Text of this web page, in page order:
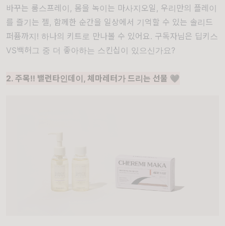
바꾸는 룸스프레이, 몸을 녹이는 마사지오일, 우리만의 플레이
를 즐기는 젤, 함께한 순간을 일상에서 기억할 수 있는 솔리드
퍼퓸까지! 하나의 키트로 만나볼 수 있어요. 구독자님은 딥키스
VS백허그 중 더 좋아하는 스킨십이 있으신가요?
2. 주목!! 밸런타인데이, 체마레터가 드리는 선물 🖤